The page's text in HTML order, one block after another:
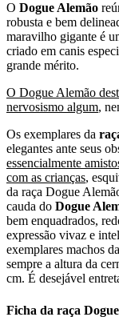
O Dogue Alemão
robusta e bem
maravilho gigante é
criado em canis
grande mérito.
O Dogue Alemão
nervosismo algum,
Os exemplares da
elegantes ante seus
essencialmente
com as crianças,
da raça Dogue
cauda do Dogue
bem enquadrados,
expressão vivaz e
exemplares machos
sempre a altura da
cm. É desejável
Ficha da raça